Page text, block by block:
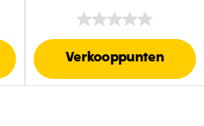
Baby's
Verkooppunten